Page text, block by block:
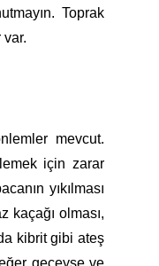
Toprak
mevcut.
için zarar
yıkılması
kaçağı olması,
kibrit gibi ateş
geceyse ve